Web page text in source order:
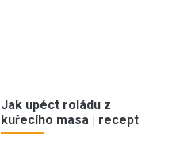
Jak upéct roládu z
kuřecího masa | recept